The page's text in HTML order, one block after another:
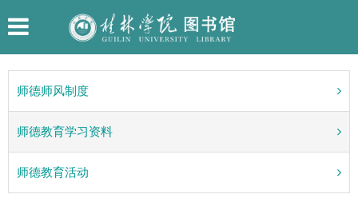
师德师风制度
师德教育学习资料
师德教育活动